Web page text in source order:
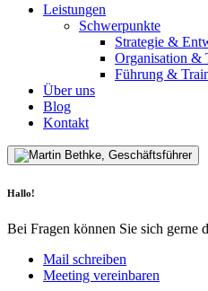
Unternehmen
Menu
Leistungen
Schwerpunkte
Strategie &
Organisation &
Führung &
Über uns
Blog
Kontakt
Hallo!
Bei Fragen können Sie sich gerne
Mail schreiben
Meeting vereinbaren